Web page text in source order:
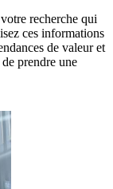
recherche qui
ces informations
de valeur et
prendre une